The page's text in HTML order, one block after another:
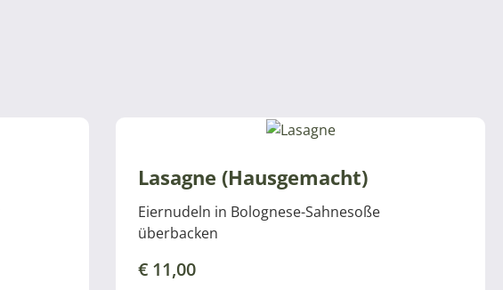
Lasagne (Hausgemacht)
Eiernudeln in Bolognese-Sahnesoße
überbacken
€ 11,00